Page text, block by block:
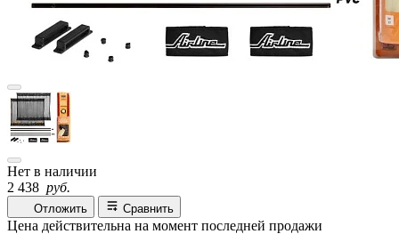
Нет в наличии
2 438 руб.
Отложить Сравнить
Цена действительна на момент последней продажи